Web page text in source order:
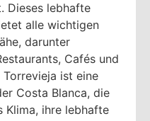
Dieses lebhafte
alle wichtigen
darunter
Cafés und
ist eine
Costa Blanca, die
Klima, ihre lebhafte